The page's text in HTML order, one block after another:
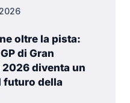
oltre la pista:
di Gran
2026 diventa un
futuro della